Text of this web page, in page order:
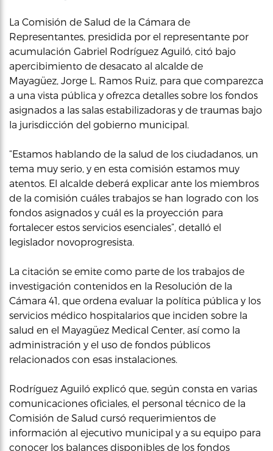
La Comisión de Salud de la Cámara de
Representantes, presidida por el representante por
acumulación Gabriel Rodríguez Aguiló, citó bajo
apercibimiento de desacato al alcalde de
Mayagüez, Jorge L. Ramos Ruiz, para que comparezca
a una vista pública y ofrezca detalles sobre los fondos
asignados a las salas estabilizadoras y de traumas bajo
la jurisdicción del gobierno municipal.
“Estamos hablando de la salud de los ciudadanos, un
tema muy serio, y en esta comisión estamos muy
atentos. El alcalde deberá explicar ante los miembros
de la comisión cuáles trabajos se han logrado con los
fondos asignados y cuál es la proyección para
fortalecer estos servicios esenciales”, detalló el
legislador novoprogresista.
La citación se emite como parte de los trabajos de
investigación contenidos en la Resolución de la
Cámara 41, que ordena evaluar la política pública y los
servicios médico hospitalarios que inciden sobre la
salud en el Mayagüez Medical Center, así como la
administración y el uso de fondos públicos
relacionados con esas instalaciones.
Rodríguez Aguiló explicó que, según consta en varias
comunicaciones oficiales, el personal técnico de la
Comisión de Salud cursó requerimientos de
información al ejecutivo municipal y a su equipo para
conocer los balances disponibles de los fondos